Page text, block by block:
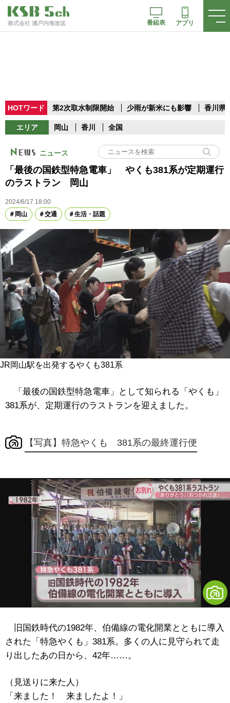
株式会社 瀬戸内海放送 番組表 アプリ
HOTワード 第2次取水制限開始 少雨が新米にも影響 香川県
エリア 岡山 香川 全国
ニュース
「最後の国鉄型特急電車」 やくも381系が定期運行
のラストラン 岡山
2024/6/17 18:00
岡山
交通 生活・話題
JR岡山駅を出発するやくも381系
「最後の国鉄型特急電車」として知られる「やくも」
381系が、定期運行のラストランを迎えました。
【写真】特急やくも 381系の最終運行便
旧国鉄時代の1982年、伯備線の電化開業とともに導入
された「特急やくも」381系。多くの人に見守られて走
り出したあの日から、42年……。
（見送りに来た人）
「来ました！ 来ましたよ！」